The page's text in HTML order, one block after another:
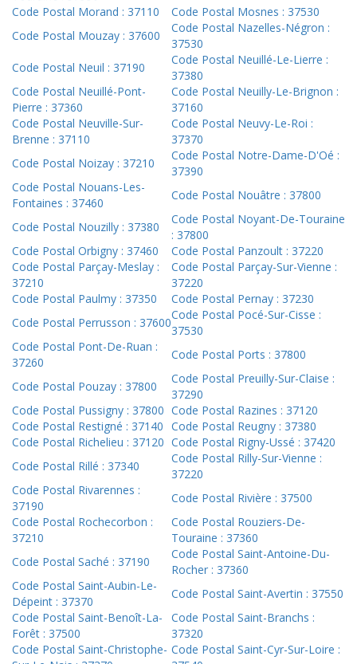
Code Postal Morand : 37110
Code Postal Mosnes : 37530
Code Postal Mouzay : 37600
Code Postal Nazelles-Négron :
37530
Code Postal Neuil : 37190
Code Postal Neuillé-Le-Lierre :
37380
Code Postal Neuillé-Pont-
Pierre : 37360
Code Postal Neuilly-Le-Brignon :
37160
Code Postal Neuville-Sur-
Brenne : 37110
Code Postal Neuvy-Le-Roi :
37370
Code Postal Noizay : 37210
Code Postal Notre-Dame-D'Oé :
37390
Code Postal Nouans-Les-
Fontaines : 37460
Code Postal Nouâtre : 37800
Code Postal Nouzilly : 37380
Code Postal Noyant-De-Touraine
: 37800
Code Postal Orbigny : 37460
Code Postal Panzoult : 37220
Code Postal Parçay-Meslay :
37210
Code Postal Parçay-Sur-Vienne :
37220
Code Postal Paulmy : 37350
Code Postal Pernay : 37230
Code Postal Perrusson : 37600
Code Postal Pocé-Sur-Cisse :
37530
Code Postal Pont-De-Ruan :
37260
Code Postal Ports : 37800
Code Postal Pouzay : 37800
Code Postal Preuilly-Sur-Claise :
37290
Code Postal Pussigny : 37800 Code Postal Razines : 37120
Code Postal Restigné : 37140 Code Postal Reugny : 37380
Code Postal Richelieu : 37120 Code Postal Rigny-Ussé : 37420
Code Postal Rillé : 37340
Code Postal Rilly-Sur-Vienne :
37220
Code Postal Rivarennes :
37190
Code Postal Rivière : 37500
Code Postal Rochecorbon :
37210
Code Postal Rouziers-De-
Touraine : 37360
Code Postal Saché : 37190
Code Postal Saint-Antoine-Du-
Rocher : 37360
Code Postal Saint-Aubin-Le-
Dépeint : 37370
Code Postal Saint-Avertin : 37550
Code Postal Saint-Benoît-La-
Forêt : 37500
Code Postal Saint-Branchs :
37320
Code Postal Saint-Christophe- Code Postal Saint-Cyr-Sur-Loire :